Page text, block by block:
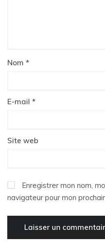
Nom *
E-mail *
Site web
Enregistrer mon nom,
navigateur pour mon